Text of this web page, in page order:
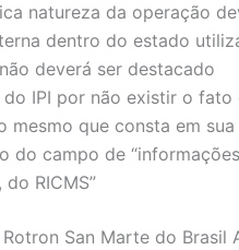
natureza da operação
dentro do estado
deverá ser destacado
IPI por não existir o
mesmo que consta em
do campo de
RICMS”
San Marte do Brasil